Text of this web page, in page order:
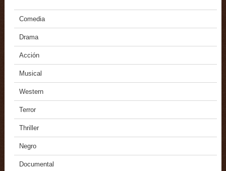
Comedia
Drama
Acción
Musical
Western
Terror
Thriller
Negro
Documental